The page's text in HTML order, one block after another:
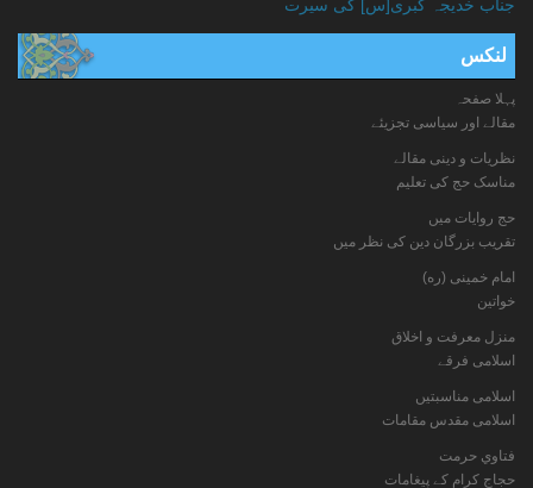
جناب خدیجہ کبری[س] کی سیرت
لنکس
پہلا صفحہ
مقالے اور سیاسی تجزیئے
نظریات و دینی مقالے
مناسک حج کی تعلیم
حج روایات میں
تقریب بزرگان دین کی نظر میں
امام خمینی (ره)
خواتين
منزل معرفت و اخلاق
اسلامی فرقے
اسلامی مناسبتیں
اسلامی مقدس مقامات
فتاوي حرمت
حجاج کرام کے پیغامات